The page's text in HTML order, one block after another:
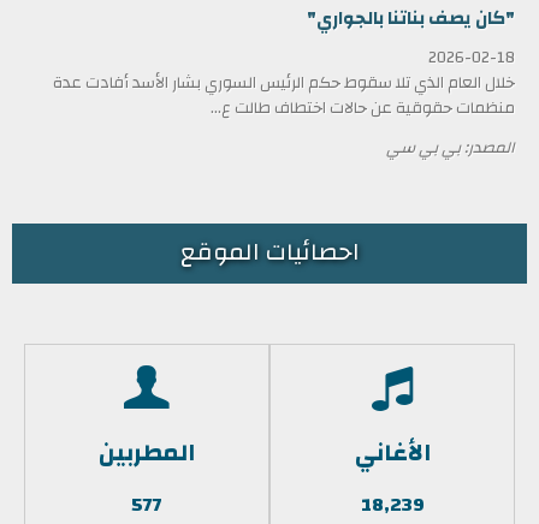
"كان يصف بناتنا بالجواري"
2026-02-18
خلال العام الذي تلا سقوط حكم الرئيس السوري بشار الأسد أفادت عدة
منظمات حقوقية عن حالات اختطاف طالت ع...
المصدر: بي بي سي
احصائيات الموقع
الأغاني
18,239
المطربين
577